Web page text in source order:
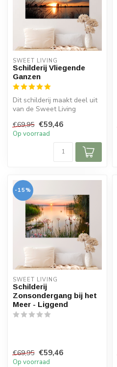
SWEET LIVING
Schilderij Vliegende
Ganzen
Dit schilderij maakt deel uit
van de Sweet Living
€69,95 €59,46
Op voorraad
-15%
SWEET LIVING
Schilderij
Zonsondergang bij het
Meer - Liggend
€69,95 €59,46
Op voorraad